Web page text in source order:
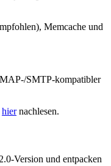
Memcache und
SMTP-kompatibler
hiernachlesen.
Version und entpacken